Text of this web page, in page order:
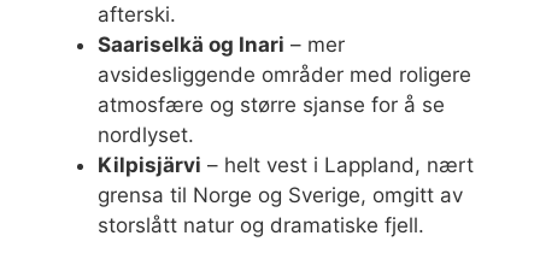
afterski.
Saariselkä og Inari – mer
avsidesliggende områder med roligere
atmosfære og større sjanse for å se
nordlyset.
Kilpisjärvi – helt vest i Lappland, nært
grensa til Norge og Sverige, omgitt av
storslått natur og dramatiske fjell.